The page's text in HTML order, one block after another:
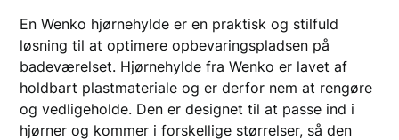
En Wenko hjørnehylde er en praktisk og stilfuld
løsning til at optimere opbevaringspladsen på
badeværelset. Hjørnehylde fra Wenko er lavet af
holdbart plastmateriale og er derfor nem at rengøre
og vedligeholde. Den er designet til at passe ind i
hjørner og kommer i forskellige størrelser, så den